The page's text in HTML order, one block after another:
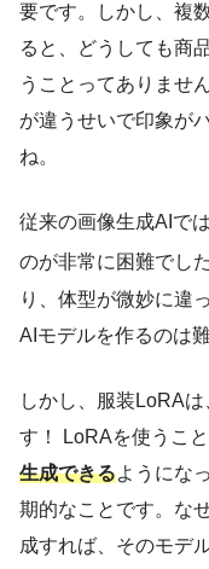
要です。しかし、複
ると、どうしても商
うことってありませ
が違うせいで印象が
ね。
従来の画像生成AIで
のが非常に困難でした
り、体型が微妙に違
AIモデルを作るのは
しかし、服装LoRA
す！ LoRAを使うこと
生成できるようにな
期的なことです。な
成すれば、そのモデ